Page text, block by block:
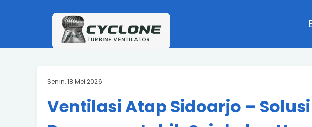
Senin, 18 Mei 2026
Ventilasi Atap Sidoarjo –